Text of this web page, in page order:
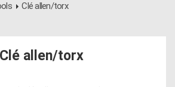
Clé allen/torx
Clé allen/torx